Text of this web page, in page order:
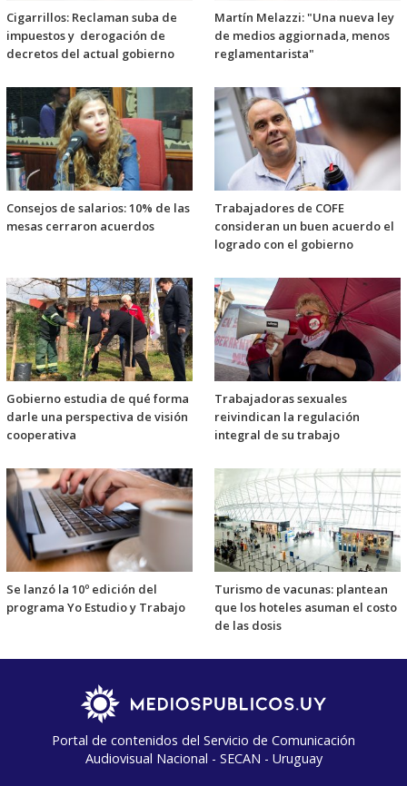
Cigarrillos: Reclaman suba de
impuestos y derogación de
decretos del actual gobierno
Martín Melazzi: "Una nueva ley
de medios aggiornada, menos
reglamentarista"
Consejos de salarios: 10% de las
mesas cerraron acuerdos
Trabajadores de COFE
consideran un buen acuerdo el
logrado con el gobierno
Gobierno estudia de qué forma
darle una perspectiva de visión
cooperativa
Trabajadoras sexuales
reivindican la regulación
integral de su trabajo
Se lanzó la 10º edición del
programa Yo Estudio y Trabajo
Turismo de vacunas: plantean
que los hoteles asuman el costo
de las dosis
Portal de contenidos del Servicio de Comunicación
Audiovisual Nacional - SECAN - Uruguay